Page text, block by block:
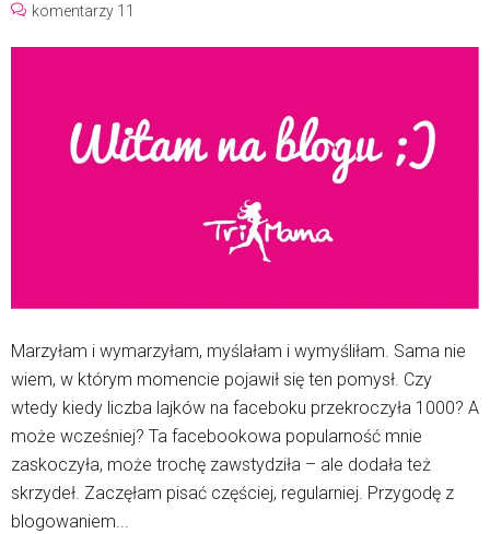
komentarzy 11
Marzyłam i wymarzyłam, myślałam i wymyśliłam. Sama nie
wiem, w którym momencie pojawił się ten pomysł. Czy
wtedy kiedy liczba lajków na faceboku przekroczyła 1000? A
może wcześniej? Ta facebookowa popularność mnie
zaskoczyła, może trochę zawstydziła – ale dodała też
skrzydeł. Zaczęłam pisać częściej, regularniej. Przygodę z
blogowaniem...